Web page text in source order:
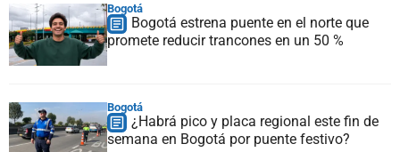
Bogotá
Bogotá estrena puente en el norte que
promete reducir trancones en un 50 %
Bogotá
¿Habrá pico y placa regional este fin de
semana en Bogotá por puente festivo?